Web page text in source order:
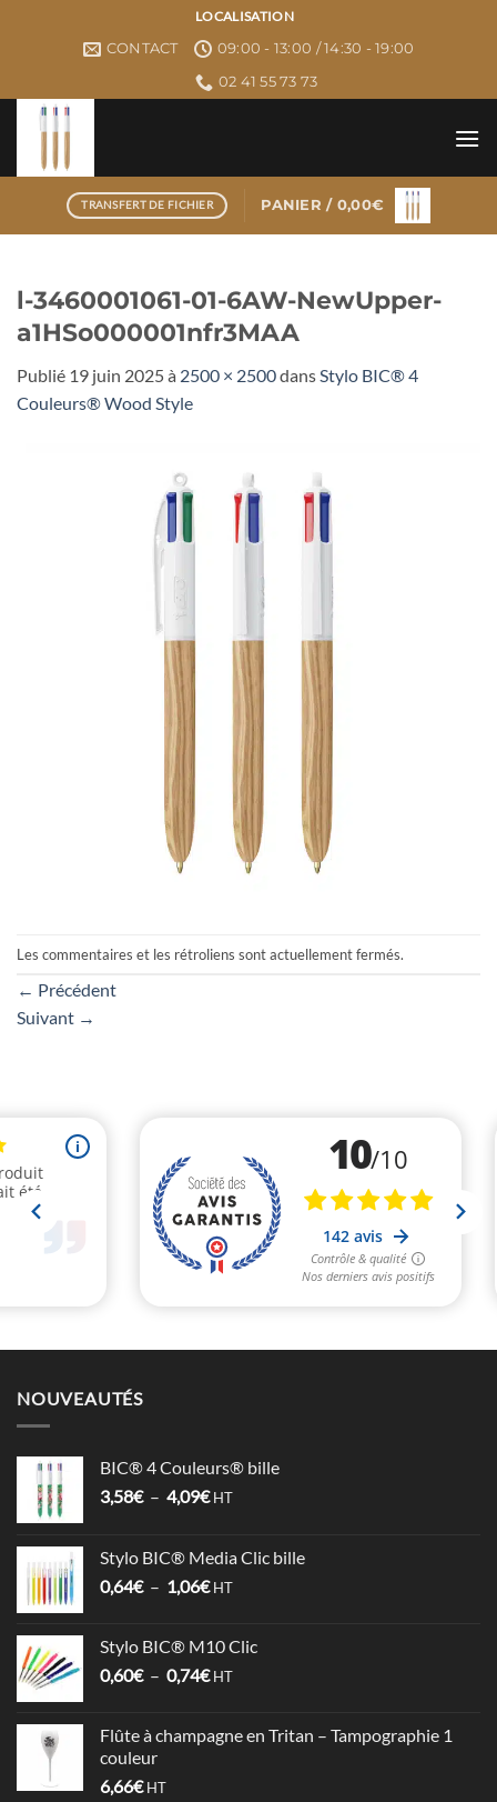
LOCALISATION
CONTACT
09:00 - 13:00 / 14:30 - 19:00
02 41 55 73 73
TRANSFERT DE FICHIER PANIER / 0,00€
l-3460001061-01-6AW-NewUpper-
a1HSo000001nfr3MAA
Publié 19 juin 2025à 2500 × 2500dansStylo BIC® 4
Couleurs® Wood Style
Les commentaires et les rétroliens sont actuellement fermés.
← Précédent
Suivant →
NOUVEAUTÉS
BIC® 4 Couleurs® bille
3,58€ – 4,09€Plage
3,58€
à
HT
Stylo BIC® Media Clic bille
0,64€ – 1,06€Plage
0,64€
à
HT
Stylo BIC® M10 Clic
0,60€ – 0,74€Plage
0,60€
HT
Flûte à champagne en Tritan – Tampographie 1
couleur
6,66€ HT